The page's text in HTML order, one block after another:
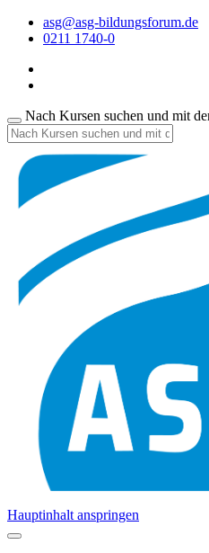
asg@asg-bildungsforum.de
0211 1740-0
Nach Kursen suchen und mit
Hauptinhalt anspringen